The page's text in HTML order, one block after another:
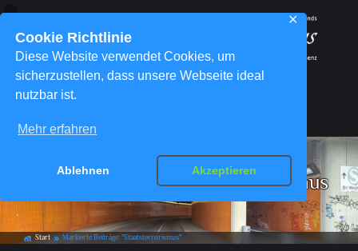
Cookie Richtlinie
Diese Website verwendet Cookies, um
sicherzustellen, dass unsere Webseite ideal
nutzbar ist.
Mehr erfahren
Ablehnen Akzeptieren
✕
Schlagwort-Archiv:Staatsterrorismus
home_work Start double_arrow Markierte Beiträge: "Staatsterrorismus"